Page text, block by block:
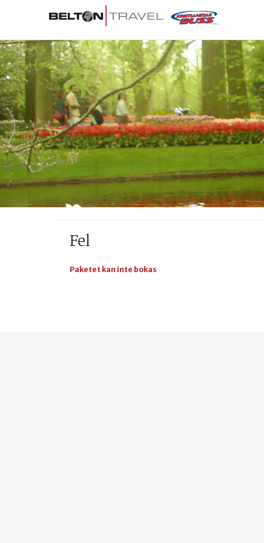
Fel
Paketet kan inte bokas